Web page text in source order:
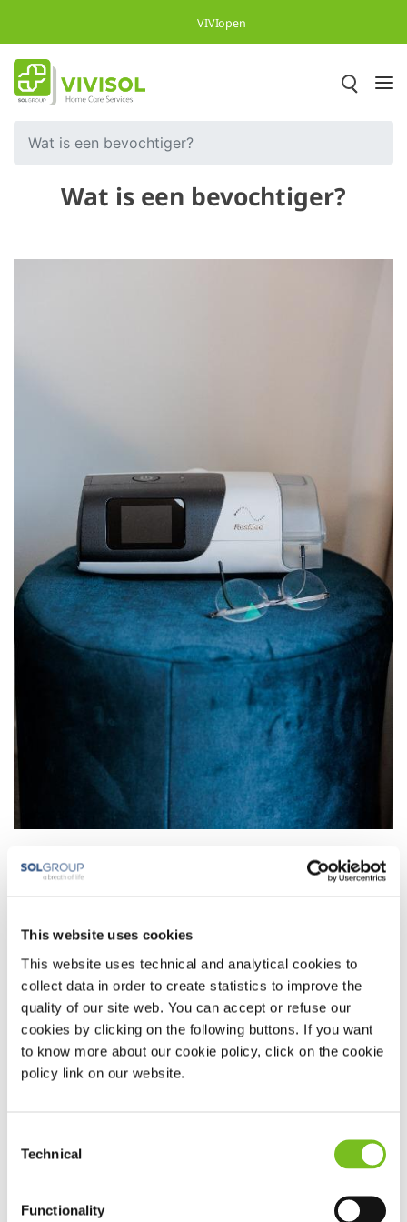
This website uses cookies
This website uses technical and analytical cookies to
collect data in order to create statistics to improve the
quality of our site web. You can accept or refuse our
cookies by clicking on the following buttons. If you want
to know more about our cookie policy, click on the cookie
policy link on our website.
Selection
Technical
Functionality
Overslaan en naar hoofdinhoud gaan
VIVIopen
Wat is een bevochtiger?
Wat is een bevochtiger?
Heeft u last van een droge keel of neus? Of is uw neus
waterdamp ontstaat. Hierdoor ontstaat een hoge
luchtvochtigheid. Deze bevochtigde lucht wordt via de
slang en het masker naar binnen geblazen. De lucht is
hierdoor minder droog en uw klachten kunnen afnemen.
Water
U kunt voor de bevochtiger gewoon Nederlands
bevochtiger doet. U kunt ook gedestilleerd water
grotere supermarkten.